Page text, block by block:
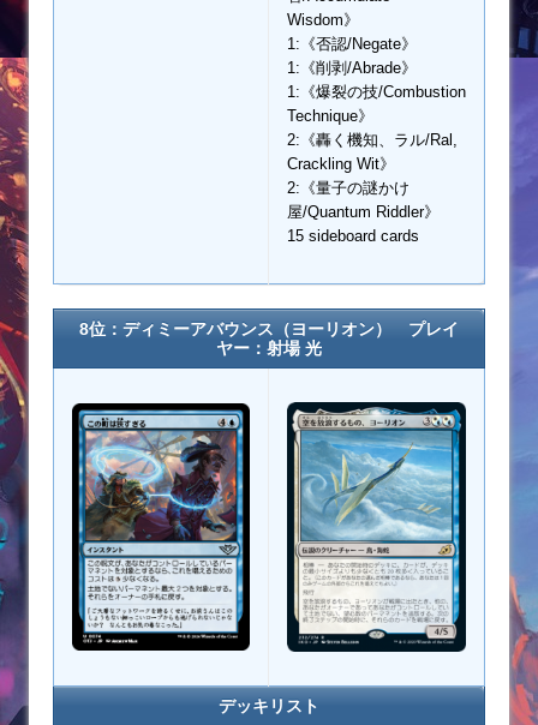
Wisdom》
1:《否認/Negate》
1:《削剥/Abrade》
1:《爆裂の技/Combustion
Technique》
2:《轟く機知、ラル/Ral,
Crackling Wit》
2:《量子の謎かけ
屋/Quantum Riddler》
15 sideboard cards
8位：ディミーアバウンス（ヨーリオン） プレイ
ヤー：射場 光
デッキリスト